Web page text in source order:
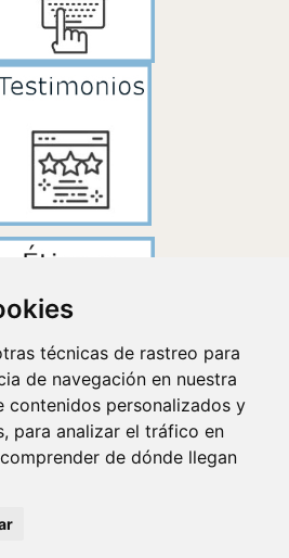
técnicas de rastreo para
de navegación en nuestra
contenidos personalizados y
para analizar el tráfico en
de dónde llegan